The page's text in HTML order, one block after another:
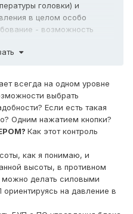
головки) и
в целом особо
- возможность
постоянно и т.д. должно
на пружинах - система не
всегда на одном уровне
выбрать
Если есть такая
Одним нажатием кнопки?
Как этот контроль
как я понимаю, и
высоты, в противном
можно делать силовыми
на давление в